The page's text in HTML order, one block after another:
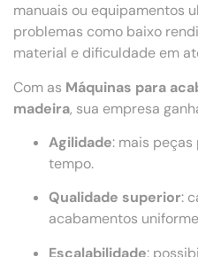
manuais ou equipamentos
problemas como baixo
material e dificuldade em
Com as Máquinas para
madeira, sua empresa
Agilidade: mais
tempo.
Qualidade superior:
acabamentos
Escalabilidade: